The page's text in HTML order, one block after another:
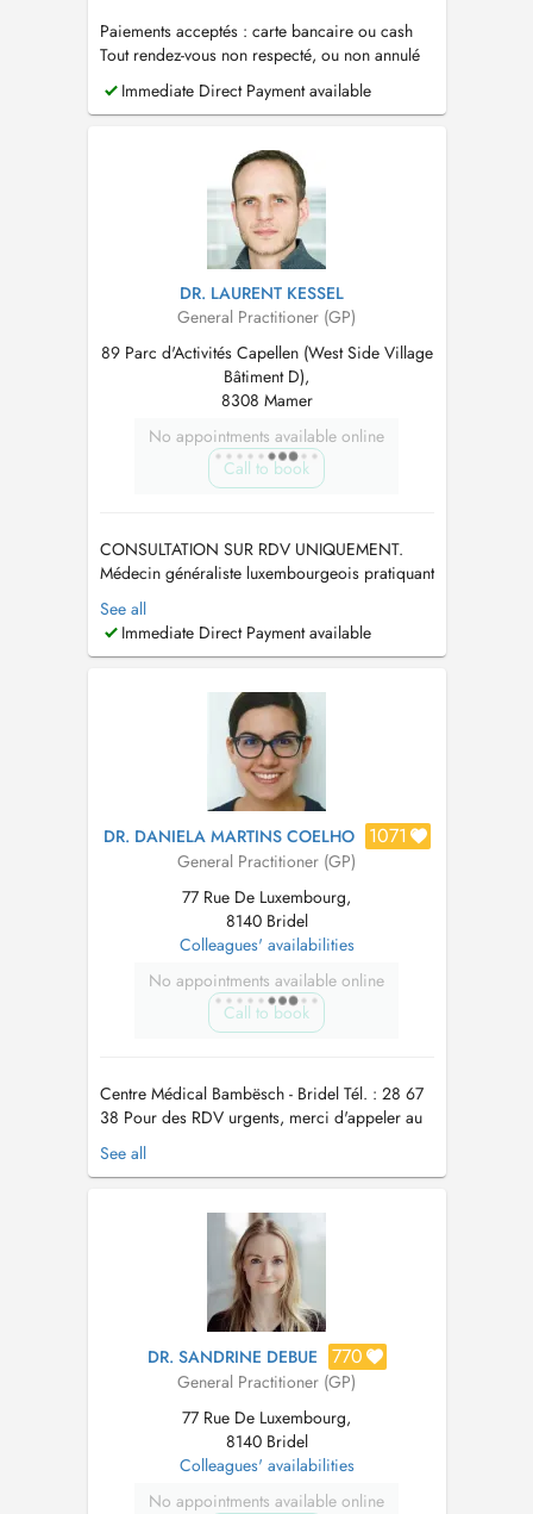
Paiements acceptés : carte bancaire ou cash
Tout rendez-vous non respecté, ou non annulé
au moins 24h avant, sera facturé
Immediate Direct Payment available
DR. LAURENT KESSEL
General Practitioner (GP)
89 Parc d'Activités Capellen (West Side Village
Bâtiment D),
8308 Mamer
No appointments available online
Call to book
CONSULTATION SUR RDV UNIQUEMENT.
Médecin généraliste luxembourgeois pratiquant
au Centre Médical Capellen. Diplômé de la
Faculté de Médecine de Nancy (F). En cas
d'urgence, appelez le 28 37 39 si vous ne
convienne. Tout rendez-vous non honoré ou
See all
Immediate Direct Payment available
DR. DANIELA MARTINS COELHO 1071
General Practitioner (GP)
77 Rue De Luxembourg,
8140 Bridel
Colleagues' availabilities
No appointments available online
Call to book
Centre Médical Bambësch - Bridel Tél. : 28 67
38 Pour des RDV urgents, merci d'appeler au
secrétariat Pour la vaccination Covid-19, merci
de prendre rdv par téléphone au secrétariat
secretariato. Para vacinação Covid-19, pode
telefonar ao secretari...
See all
DR. SANDRINE DEBUE 770
General Practitioner (GP)
77 Rue De Luxembourg,
8140 Bridel
Colleagues' availabilities
No appointments available online